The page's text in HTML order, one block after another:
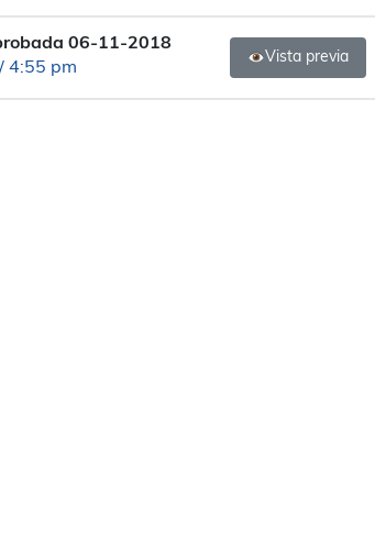
06-11-2018
4:55 pm
Vista previa